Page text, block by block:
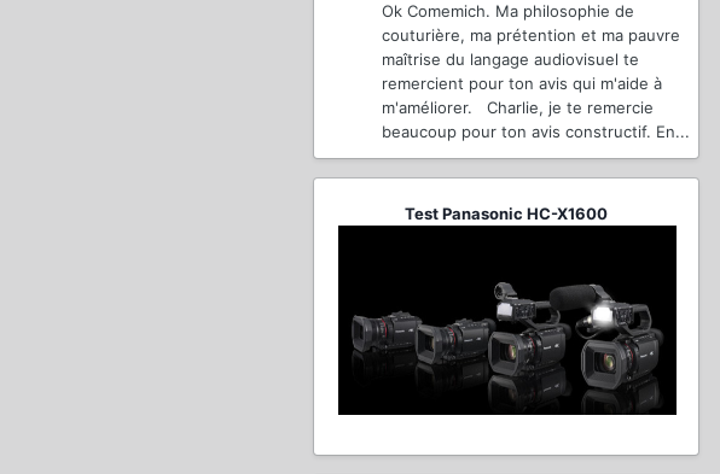
Ok Comemich. Ma philosophie de
couturière, ma prétention et ma pauvre
maîtrise du langage audiovisuel te
remercient pour ton avis qui m'aide à
m'améliorer. Charlie, je te remercie
beaucoup pour ton avis constructif. En...
Test Panasonic HC-X1600